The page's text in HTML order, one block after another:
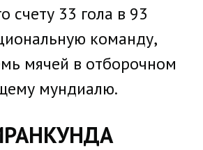
счету 33 гола в 93
команду,
мячей в отборочном
мундиалю.